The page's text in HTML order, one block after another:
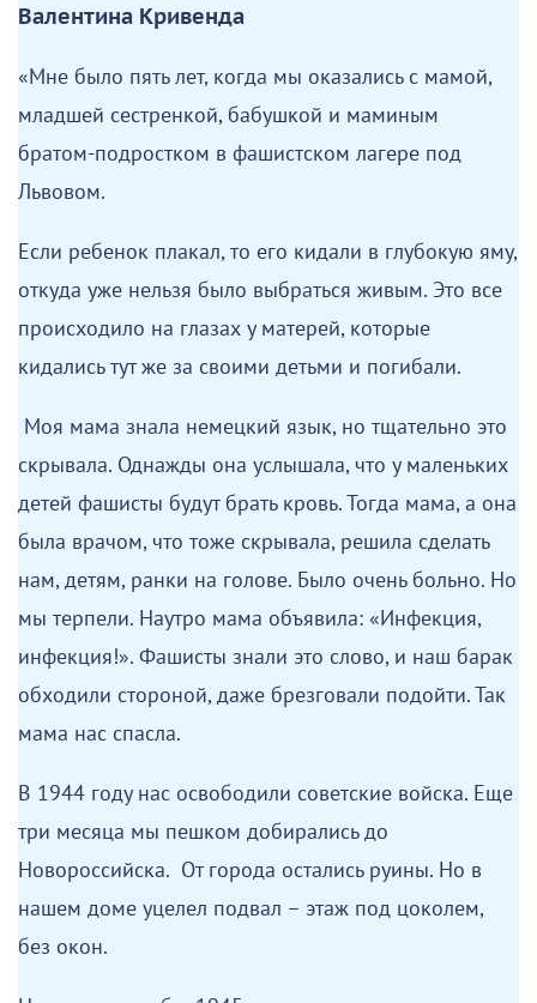
Валентина Кривенда
«Мне было пять лет, когда мы оказались с мамой,
младшей сестренкой, бабушкой и маминым
братом-подростком в фашистском лагере под
Львовом.
Если ребенок плакал, то его кидали в глубокую яму,
откуда уже нельзя было выбраться живым. Это все
происходило на глазах у матерей, которые
кидались тут же за своими детьми и погибали.
Моя мама знала немецкий язык, но тщательно это
скрывала. Однажды она услышала, что у маленьких
детей фашисты будут брать кровь. Тогда мама, а она
была врачом, что тоже скрывала, решила сделать
нам, детям, ранки на голове. Было очень больно. Но
мы терпели. Наутро мама объявила: «Инфекция,
инфекция!». Фашисты знали это слово, и наш барак
обходили стороной, даже брезговали подойти. Так
мама нас спасла.
В 1944 году нас освободили советские войска. Еще
три месяца мы пешком добирались до
Новороссийска. От города остались руины. Но в
нашем доме уцелел подвал – этаж под цоколем,
без окон.